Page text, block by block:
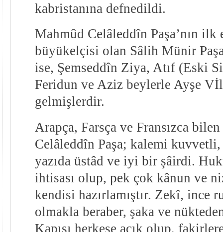
kabristanına defnedildi.
Mahmûd Celâleddîn Paşa’nın
büyükelçisi olan Sâlih Münir
ise, Şemseddîn Ziya, Atıf (Eski
Feridun ve Aziz beylerle Ayşe
gelmişlerdir.
Arapça, Farsça ve Fransızca
Celâleddîn Paşa; kalemi
yazıda üstâd ve iyi bir şâirdi.
ihtisası olup, pek çok kânun ve
kendisi hazırlamıştır. Zekî, ince
olmakla beraber, şaka ve
Kapısı herkese açık olup,